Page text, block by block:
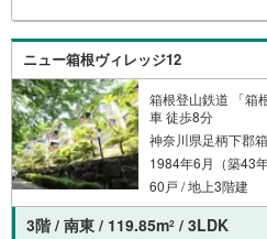
ニュー箱根ヴィレッジ12
箱根登山鉄道 「箱
車 徒歩8分
神奈川県足柄下郡
1984年6月（築43年
60戸 / 地上3階建
3階 / 南東 / 119.85m2 / 3LDK